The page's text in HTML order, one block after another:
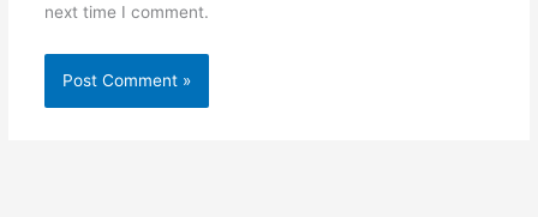
next time I comment.